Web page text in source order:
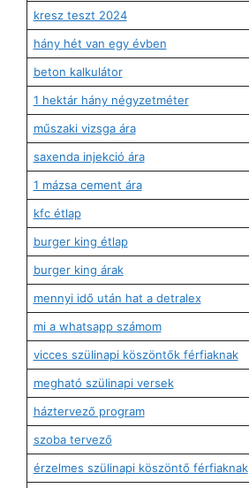
kresz teszt 2024
hány hét van egy évben
beton kalkulátor
1 hektár hány négyzetméter
műszaki vizsga ára
saxenda injekció ára
1 mázsa cement ára
kfc étlap
burger king étlap
burger king árak
mennyi idő után hat a detralex
mi a whatsapp számom
vicces szülinapi köszöntők férfiaknak
megható szülinapi versek
háztervező program
szoba tervező
érzelmes szülinapi köszöntő férfiaknak